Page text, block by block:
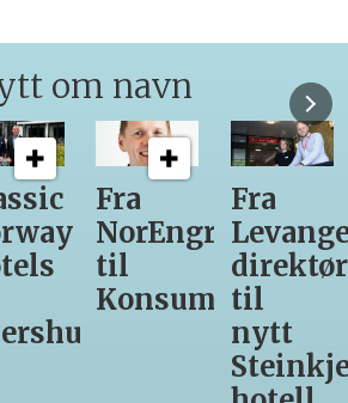
om navn
Fra
Levanger-
direktør
til
Steinkjer-
12
får
være
med
Asko